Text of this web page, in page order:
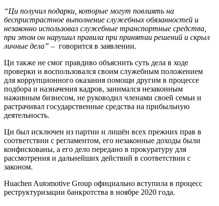
“Ци получил подарки, которые могут повлиять на
беспристрастное выполнение служебных обязанностей и
незаконно использовал служебные транспортные средства,
при этом он нарушил правила при принятии решений и скрыл
личные дела” – говорится в заявлении.
Ци также не смог правдиво объяснить суть дела в ходе
проверки и воспользовался своим служебным положением
для коррупционного оказания помощи другим в процессе
подбора и назначения кадров, занимался незаконным
наживным бизнесом, не руководил членами своей семьи и
растрачивал государственные средства на прибыльную
деятельность.
Ци был исключен из партии и лишён всех прежних прав в
соответствии с регламентом, его незаконные доходы были
конфискованы, а его дело передано в прокуратуру для
рассмотрения и дальнейших действий в соответствии с
законом.
Huachen Automotive Group официально вступила в процесс
реструктуризации банкротства в ноябре 2020 года.